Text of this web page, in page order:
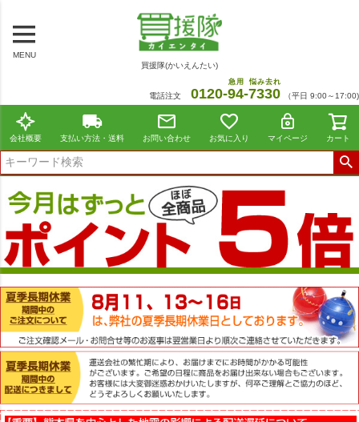
MENU
買援隊(かいえんたい)
電話注文 0120-94
急用
-7330
悩み去れ
（平日 9:00～17:00)
会社概要 支払い方法・送料 お問い合わせ お気に入り マイページ カート